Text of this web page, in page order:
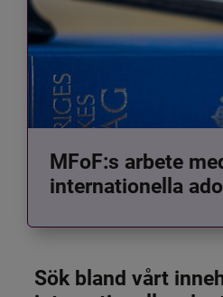
MFoF:s arbete
internationella
Sök bland vårt